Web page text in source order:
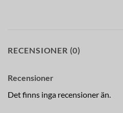
RECENSIONER (0)
Recensioner
Det finns inga recensioner än.